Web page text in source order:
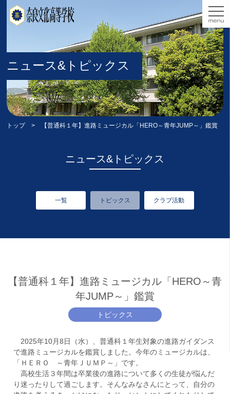
ニュース&トピックス
トップ> 【普通科１年】進路ミュージカル「HERO～青年JUMP～」鑑賞
ニュース&トピックス
一覧 トピックス クラブ活動
【普通科１年】進路ミュージカル「HERO～青
年JUMP～」鑑賞
トピックス
2025年10月8日（水）、普通科１年生対象の進路ガイダンス
で進路ミュージカルを鑑賞しました。今年のミュージカルは、
「ＨＥＲＯ ～青年ＪＵＭＰ～」です。
高校生活３年間は卒業後の進路について多くの生徒が悩んだ
り迷ったりして過ごします。そんなみなさんにとって、自分の